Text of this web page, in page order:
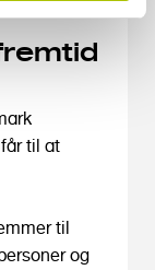
til at
til
og